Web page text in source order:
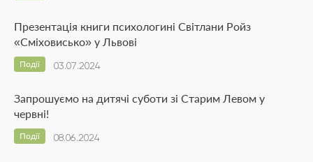
Презентація книги психологині Світлани Ройз
«Сміховисько» у Львові
03.07.2024
Події
Запрошуємо на дитячі суботи зі Старим Левом у
червні!
08.06.2024
Події